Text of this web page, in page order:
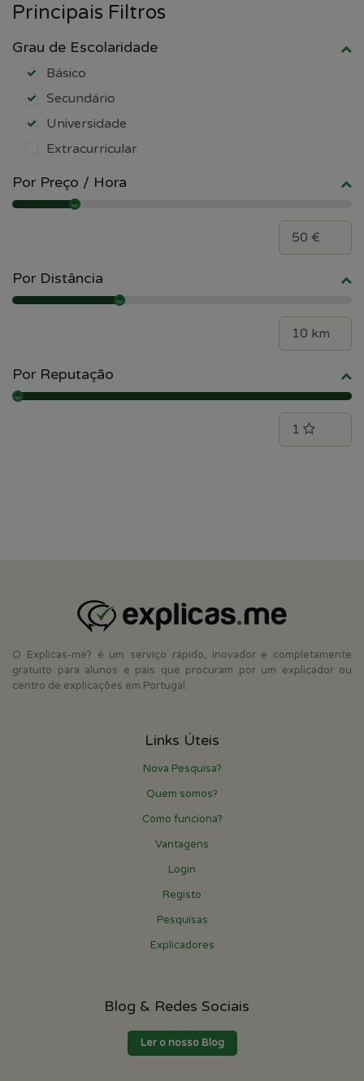
Principais Filtros
Grau de Escolaridade
Básico
Secundário
Universidade
Extracurricular
Por Preço / Hora
Por Distância
Por Reputação
O Explicas-me? é um serviço rápido, inovador e completamente
gratuito para alunos e pais que procuram por um explicador ou
centro de explicações em Portugal.
Links Úteis
Nova Pesquisa?
Quem somos?
Como funciona?
Vantagens
Login
Registo
Pesquisas
Explicadores
Blog & Redes Sociais
Ler o nosso Blog